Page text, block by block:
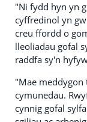
"Ni fydd hyn yn
cyffredinol yn
creu ffordd o
lleoliadau gofal
raddfa sy'n
"Mae
cymunedau.
cynnig gofal